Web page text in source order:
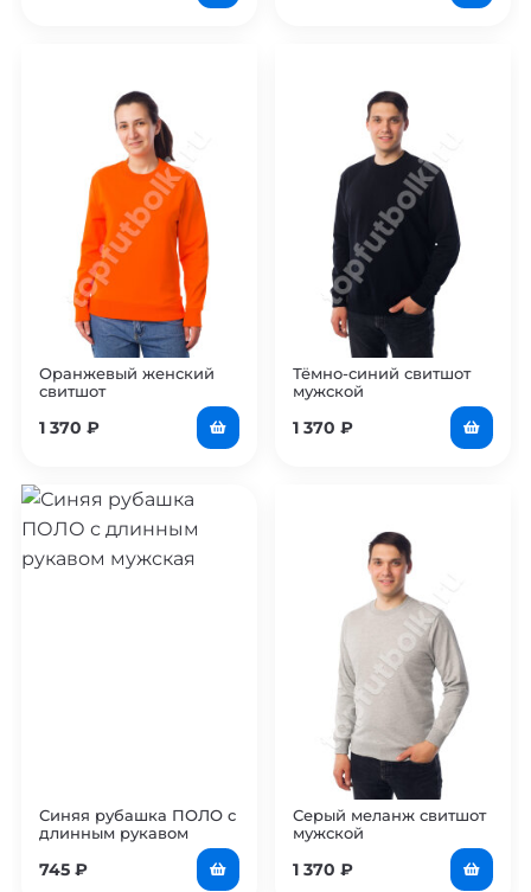
Оранжевый женский
свитшот
1 370 ₽
Тёмно-синий свитшот
мужской
1 370 ₽
Синяя рубашка ПОЛО с
длинным рукавом
745 ₽
Серый меланж свитшот
мужской
1 370 ₽